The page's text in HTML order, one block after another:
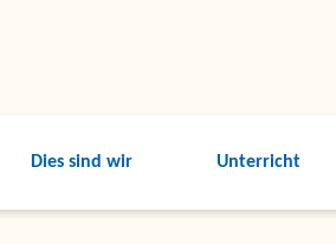
Dies sind wir Unterricht